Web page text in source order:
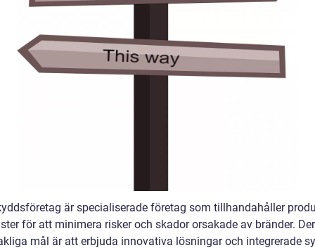
är specialiserade företag som tillhandahåller
för att minimera risker och skador orsakade av bränder.
mål är att erbjuda innovativa lösningar och integrerade